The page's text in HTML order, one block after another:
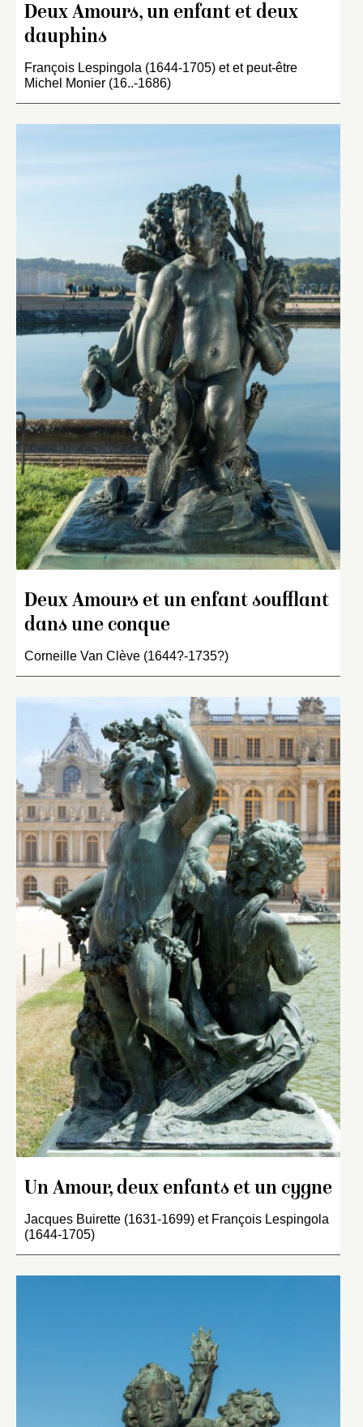
Deux Amours, un enfant et deux
dauphins
François Lespingola (1644-1705) et et peut-être
Michel Monier (16..-1686)
Deux Amours et un enfant soufflant
dans une conque
Corneille Van Clève (1644?-1735?)
Un Amour, deux enfants et un cygne
Jacques Buirette (1631-1699) et François Lespingola
(1644-1705)